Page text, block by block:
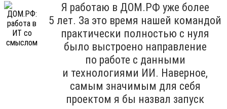
Я работаю в ДОМ.РФ уже более
5 лет. За это время нашей командой
практически полностью с нуля
было выстроено направление
по работе с данными
и технологиями ИИ. Наверное,
самым значимым для себя
проектом я бы назвал запуск